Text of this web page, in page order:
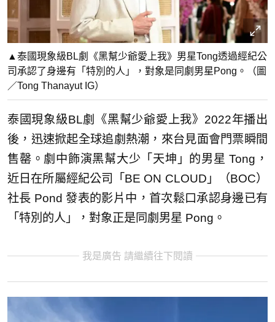
▲泰國現象級BL劇《黑幫少爺愛上我》男星Tong透過經紀公
司承認了身邊有「特別的人」，對象是同劇男星Pong。（圖
／Tong Thanayut IG）
泰國現象級BL劇《黑幫少爺愛上我》2022年播出
後，迅速掀起全球追劇熱潮，來台見面會門票瞬間
售罄。劇中飾演黑幫大少「天坤」的男星 Tong，
近日在所屬經紀公司「BE ON CLOUD」（BOC）
社長 Pond 發表的影片中，首次鬆口承認身邊已有
「特別的人」，對象正是同劇男星 Pong。
我是廣告 請繼續往下閱讀